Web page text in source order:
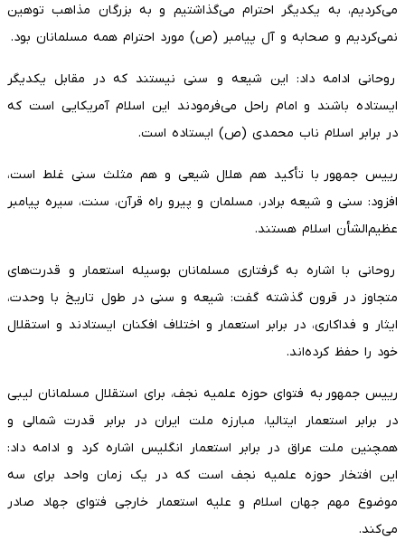
می‌کردیم، به یکدیگر احترام می‌گذاشتیم و به بزرگان مذاهب توهین
نمی‌کردیم و صحابه و آل پیامبر (ص) مورد احترام همه مسلمانان بود.
روحانی ادامه داد: این شیعه و سنی نیستند که در مقابل یکدیگر
ایستاده باشند و امام راحل می‌فرمودند این اسلام آمریکایی است که
در برابر اسلام ناب محمدی (ص) ایستاده است.
رییس‌ جمهور با تأکید هم هلال شیعی و هم مثلث سنی غلط است،
افزود: سنی و شیعه برادر، مسلمان و پیرو راه قرآن، سنت، سیره پیامبر
عظیم‌الشأن اسلام هستند.
روحانی با اشاره به گرفتاری مسلمانان بوسیله استعمار و قدرت‌های
متجاوز در قرون گذشته گفت: شیعه و سنی در طول تاریخ با وحدت،
ایثار و فداکاری، در برابر استعمار و اختلاف افکنان ایستادند و استقلال
خود را حفظ کرده‌اند.
رییس‌ جمهور به فتوای حوزه علمیه نجف، برای استقلال مسلمانان لیبی
در برابر استعمار ایتالیا، مبارزه ملت ایران در برابر قدرت‌ شمالی و
همچنین ملت عراق در برابر استعمار انگلیس اشاره کرد و ادامه داد:
این افتخار حوزه علمیه نجف است که در یک زمان واحد برای سه
موضوع مهم جهان اسلام و علیه استعمار خارجی فتوای جهاد صادر
می‌کند.